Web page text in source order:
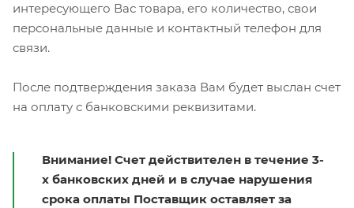
интересующего Вас товара, его количество, свои
персональные данные и контактный телефон для
связи.
После подтверждения заказа Вам будет выслан счет
на оплату с банковскими реквизитами.
Внимание! Счет действителен в течение 3-
х банковских дней и в случае нарушения
срока оплаты Поставщик оставляет за